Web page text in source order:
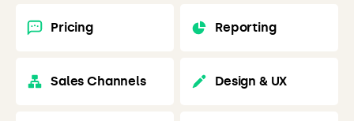
Pricing Reporting
Sales Channels Design & UX